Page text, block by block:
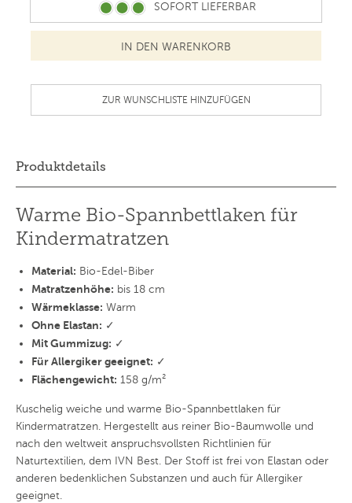
SOFORT LIEFERBAR
ZUR WUNSCHLISTE HINZUFÜGEN
Produktdetails
Warme Bio-Spannbettlaken für
Kindermatratzen
Material: Bio-Edel-Biber
Matratzenhöhe: bis 18 cm
Wärmeklasse: Warm
Ohne Elastan: ✓
Mit Gummizug: ✓
Für Allergiker geeignet: ✓
Flächengewicht: 158 g/m²
Kuschelig weiche und warme Bio-Spannbettlaken für
Kindermatratzen. Hergestellt aus reiner Bio-Baumwolle und
nach den weltweit anspruchsvollsten Richtlinien für
Naturtextilien, dem IVN Best. Der Stoff ist frei von Elastan oder
anderen bedenklichen Substanzen und auch für Allergiker
geeignet.